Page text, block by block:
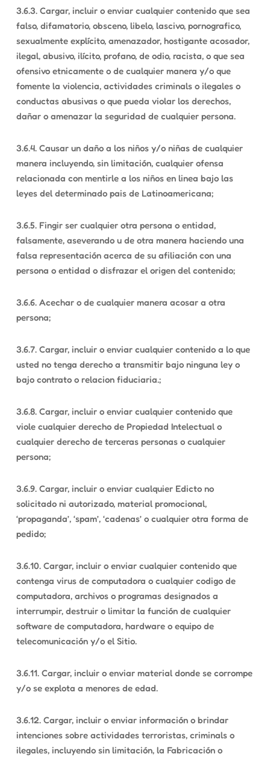
3.6.3. Cargar, incluir o enviar cualquier contenido que sea
falso, difamatorio, obsceno, libelo, lascivo, pornografico,
sexualmente explícito, amenazador, hostigante acosador,
ilegal, abusivo, ilícito, profano, de odio, racista, o que sea
ofensivo etnicamente o de cualquier manera y/o que
fomente la violencia, actividades criminals o ilegales o
conductas abusivas o que pueda violar los derechos,
dañar o amenazar la seguridad de cualquier persona.
3.6.4. Causar un daño a los niños y/o niñas de cualquier
manera incluyendo, sin limitación, cualquier ofensa
relacionada con mentirle a los niños en linea bajo las
leyes del determinado pais de Latinoamericana;
3.6.5. Fingir ser cualquier otra persona o entidad,
falsamente, aseverando u de otra manera haciendo una
falsa representación acerca de su afiliación con una
persona o entidad o disfrazar el origen del contenido;
3.6.6. Acechar o de cualquier manera acosar a otra
persona;
3.6.7. Cargar, incluir o enviar cualquier contenido a lo que
usted no tenga derecho a transmitir bajo ninguna ley o
bajo contrato o relacion fiduciaria.;
3.6.8. Cargar, incluir o enviar cualquier contenido que
viole cualquier derecho de Propiedad Intelectual o
cualquier derecho de terceras personas o cualquier
persona;
3.6.9. Cargar, incluir o enviar cualquier Edicto no
solicitado ni autorizado, material promocional,
‘propaganda’, ‘spam’, ‘cadenas’ o cualquier otra forma de
pedido;
3.6.10. Cargar, incluir o enviar cualquier contenido que
contenga virus de computadora o cualquier codigo de
computadora, archivos o programas designados a
interrumpir, destruir o limitar la función de cualquier
software de computadora, hardware o equipo de
telecomunicación y/o el Sitio.
3.6.11. Cargar, incluir o enviar material donde se corrompe
y/o se explota a menores de edad.
3.6.12. Cargar, incluir o enviar información o brindar
intenciones sobre actividades terroristas, criminals o
ilegales, incluyendo sin limitación, la Fabricación o